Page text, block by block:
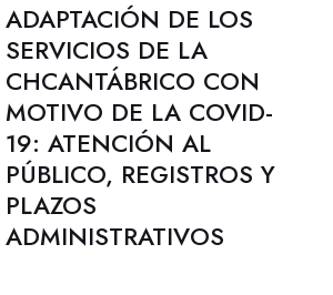
ADAPTACIÓN DE LOS
SERVICIOS DE LA
CHCANTÁBRICO CON
MOTIVO DE LA COVID-
19: ATENCIÓN AL
PÚBLICO, REGISTROS Y
PLAZOS
ADMINISTRATIVOS